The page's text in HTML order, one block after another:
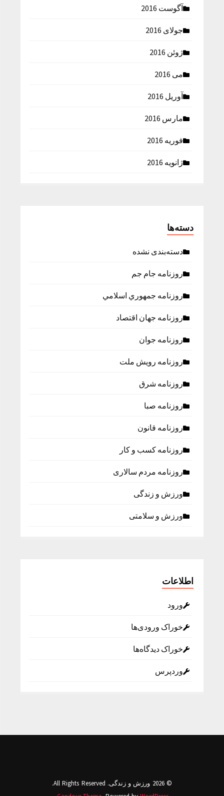
آگوست 2016
جولای 2016
ژوئن 2016
می 2016
آوریل 2016
مارس 2016
فوریه 2016
ژانویه 2016
دسته‌ها
دسته‌بندی نشده
روزنامه جام جم
روزنامه جمهوري اسلامي
روزنامه جهان اقتصاد
روزنامه جوان
روزنامه رویش ملت
روزنامه شرق
روزنامه صبا
روزنامه قانون
روزنامه كسب و كار
روزنامه مردم سالاری
ورزش و زندگی
ورزش و سلامتی
اطلاعات
ورود
خوراک ورودی‌ها
خوراک دیدگاه‌ها
وردپرس
© 2026 ورزش و زندگی. All Rights Reserved.